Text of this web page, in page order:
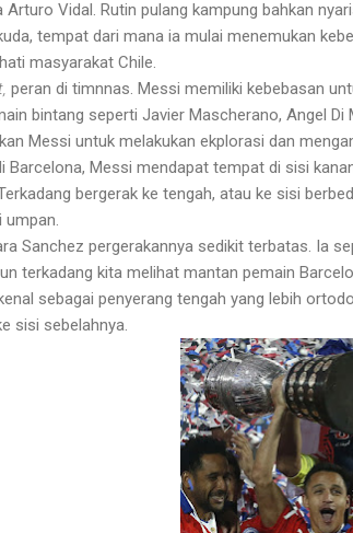
Arturo Vidal. Rutin pulang kampung bahkan
tempat dari mana ia mulai menemukan
masyarakat Chile.
peran di timnnas. Messi memiliki kebebasan
bintang seperti Javier Mascherano, Angel Di
Messi untuk melakukan ekplorasi dan
Barcelona, Messi mendapat tempat di sisi
bergerak ke tengah, atau ke sisi
Sanchez pergerakannya sedikit terbatas. Ia
terkadang kita melihat mantan pemain
sebagai penyerang tengah yang lebih
sisi sebelahnya.